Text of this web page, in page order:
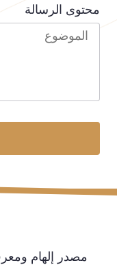
محتوى الرسالة
مصدر إلهام